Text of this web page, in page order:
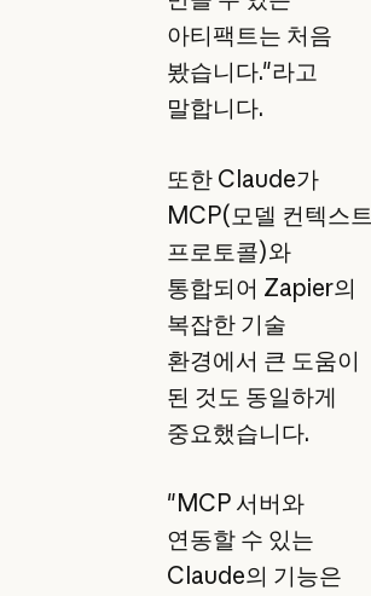
아티팩트는 처음
봤습니다."라고
말합니다.
또한 Claude가
MCP(모델 컨텍스트
프로토콜)와
통합되어 Zapier의
복잡한 기술
환경에서 큰 도움이
된 것도 동일하게
중요했습니다.
"MCP 서버와
연동할 수 있는
Claude의 기능은